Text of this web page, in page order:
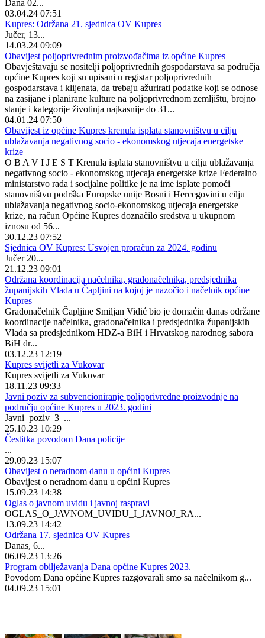
Dana 02...
03.04.24 07:51
Kupres: Održana 21. sjednica OV Kupres
Jučer, 13...
14.03.24 09:09
Obavijest poljoprivrednim proizvođačima iz općine Kupres
Obavještavaju se nositelji poljoprivrednih gospodarstava sa područja
općine Kupres koji su upisani u registar poljoprivrednih
gospodarstava i klijenata, da trebaju ažurirati podatke koji se odnose
na zasijane i planirane kulture na poljoprivrednom zemljištu, brojno
stanje i kategorije životinja najkasnije do 31...
04.01.24 07:50
Obavijest iz općine Kupres krenula isplata stanovništvu u cilju
ublažavanja negativnog socio - ekonomskog utjecaja energetske
krize
O B A V I J E S T Krenula isplata stanovništvu u cilju ublažavanja
negativnog socio - ekonomskog utjecaja energetske krize Federalno
ministarstvo rada i socijalne politike je na ime isplate pomoći
stanovništvu podrška Europske unije Bosni i Hercegovini u cilju
ublažavanja negativnog socio-ekonomskog utjecaja energetske
krize, na račun Općine Kupres doznačilo sredstva u ukupnom
iznosu od 56...
30.12.23 07:52
Sjednica OV Kupres: Usvojen proračun za 2024. godinu
Jučer 20...
21.12.23 09:01
Održana koordinacija načelnika, gradonačelnika, predsjednika
županijskih Vlada u Čapljini na kojoj je nazočio i načelnik općine
Kupres
Gradonačelnik Čapljine Smiljan Vidić bio je domaćin danas održane
koordinacije načelnika, gradonačelnika i predsjednika županijskih
Vlada sa predsjednikom HDZ-a BiH i Hrvatskog narodnog sabora
BiH dr...
03.12.23 12:19
Kupres svijetli za Vukovar
Kupres svijetli za Vukovar
18.11.23 09:33
Javni poziv za subvencioniranje poljoprivredne proizvodnje na
području općine Kupres u 2023. godini
Javni_poziv_3_...
25.10.23 10:29
Čestitka povodom Dana policije
...
29.09.23 15:07
Obavijest o neradnom danu u općini Kupres
Obavijest o neradnom danu u općini Kupres
15.09.23 14:38
Oglas o javnom uvidu i javnoj raspravi
OGLAS_O_JAVNOM_UVIDU_I_JAVNOJ_RA...
13.09.23 14:42
Održana 17. sjednica OV Kupres
Danas, 6...
06.09.23 13:26
Program obilježavanja Dana općine Kupres 2023.
Povodom Dana općine Kupres razgovarali smo sa načelnikom g...
04.09.23 15:01